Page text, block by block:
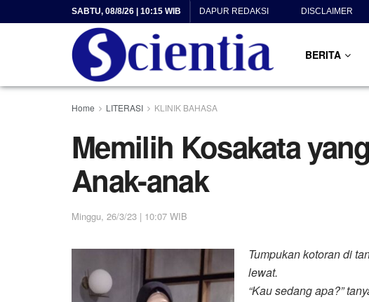
SABTU, 08/8/26 | 10:15 WIB DAPUR REDAKSI DISCLAIMER
BERITA
Home LITERASI KLINIK BAHASA
Memilih Kosakata
Anak-anak
Minggu, 26/3/23 | 10:07 WIB
Tumpukan kotoran di
lewat.
“Kau sedang apa?”